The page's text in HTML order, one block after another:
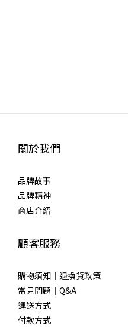
關於我們
品牌故事
品牌精神
商店介紹
顧客服務
購物須知｜退換貨政策
常見問題｜Q&A
運送方式
付款方式